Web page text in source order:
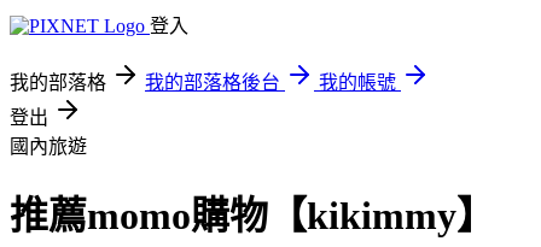
登入
我的部落格 我的部落格後台
我的帳號
登出
國內旅遊
推薦momo購物【kikimmy】